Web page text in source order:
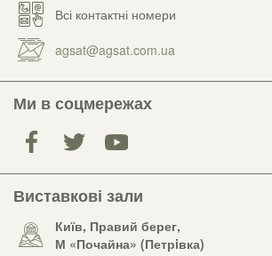
Всі контактні номери
agsat@agsat.com.ua
Ми в соцмережах
Виставкові зали
Київ, Правий берег,
М «Почайна» (Петрiвка)